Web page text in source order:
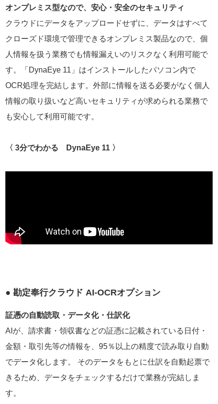
オンプレミス型なので、安心・安全のセキュリティ
クラウドにデータをアップロードせずに、データはすべて
クローズド環境で管理できるオンプレミス製品なので、個
人情報を扱う業務でも情報漏えいのリスクなく利用可能で
す。「DynaEye 11」はインストールしたパソコン内で
OCR処理を完結します。外部に情報を送る必要がなく個人
情報の取り扱いなど高いセキュリティが求められる業務で
も安心して利用可能です。
〈 3分でわかる DynaEye 11 〉
● 勘定奉行クラウド AI-OCRオプション
証憑の自動読取・データ化・仕訳化
AIが、請求書・領収書などの証憑に記載されている日付・
金額・取引先等の情報を、95％以上の精度で読み取り自動
でデータ化します。 そのデータをもとに仕訳を自動起票で
きるため、データをチェックするだけで業務が完結しま
す。